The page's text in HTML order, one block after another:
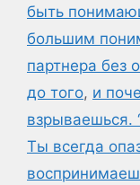
быть
большим
партнера без
до того, и
взрываешься.
Ты всегда